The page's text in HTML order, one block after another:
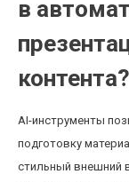
в
контента?
AI-инструменты
подготовку
стильный внешний